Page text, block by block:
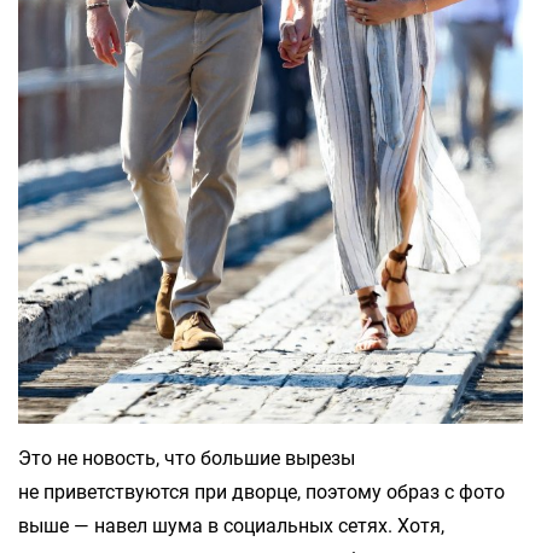
Это не новость, что большие вырезы
не приветствуются при дворце, поэтому образ с фото
выше — навел шума в социальных сетях. Хотя,